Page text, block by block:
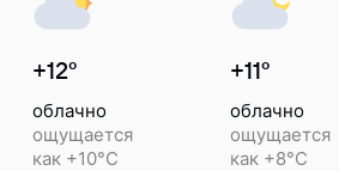
+12°
облачно
ощущается
как +10°C
+11°
облачно
ощущается
как +8°C